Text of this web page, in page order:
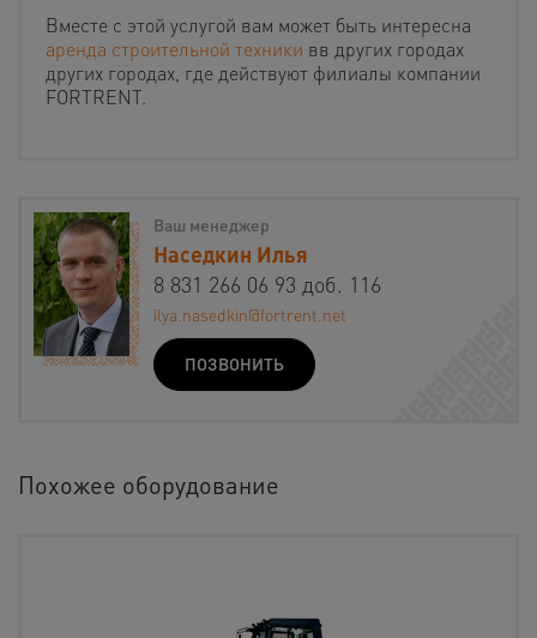
Вместе с этой услугой вам может быть интересна
аренда строительной техники вв других городах
других городах, где действуют филиалы компании
FORTRENT.
Ваш менеджер
Наседкин Илья
8 831 266 06 93 доб. 116
ilya.nasedkin@fortrent.net
ПОЗВОНИТЬ
Похожее оборудование